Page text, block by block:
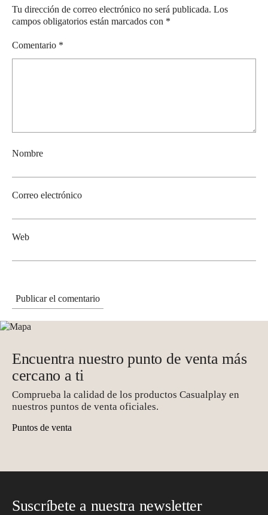
Tu dirección de correo electrónico no será publicada. Los
campos obligatorios están marcados con *
Comentario *
Nombre
Correo electrónico
Web
Encuentra nuestro punto de venta más
cercano a ti
Comprueba la calidad de los productos Casualplay en
nuestros puntos de venta oficiales.
Puntos de venta
Suscríbete a nuestra newsletter